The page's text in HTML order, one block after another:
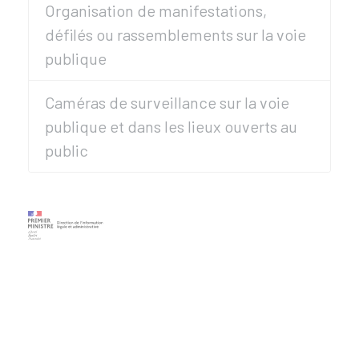
Organisation de manifestations,
défilés ou rassemblements sur la voie
publique
Caméras de surveillance sur la voie
publique et dans les lieux ouverts au
public